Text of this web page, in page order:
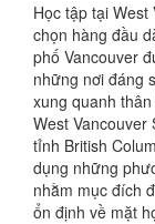
Học tập tại
chọn hàng đầu
phố Vancouver
những nơi đáng
xung quanh
West
tỉnh British
dụng những
nhằm mục đích
ổn định về mặt